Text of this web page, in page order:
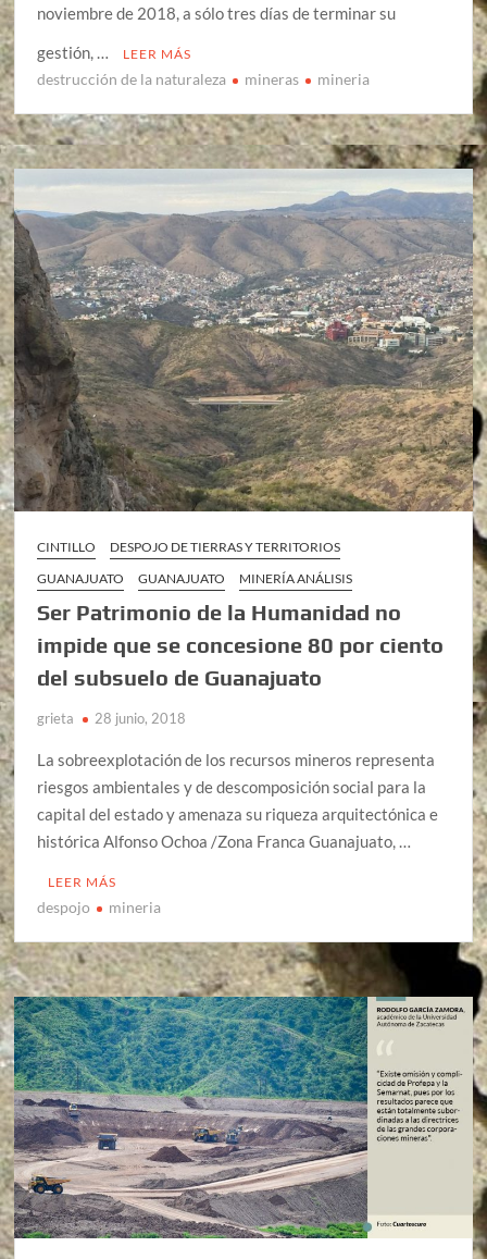
noviembre de 2018, a sólo tres días de terminar su
gestión, …
LEER MÁS
destrucción de la naturaleza mineras mineria
CINTILLO
DESPOJO DE TIERRAS Y TERRITORIOS
GUANAJUATO
GUANAJUATO MINERÍA ANÁLISIS
Ser Patrimonio de la Humanidad no
impide que se concesione 80 por ciento
del subsuelo de Guanajuato
grieta 28 junio, 2018
La sobreexplotación de los recursos mineros representa
riesgos ambientales y de descomposición social para la
capital del estado y amenaza su riqueza arquitectónica e
histórica Alfonso Ochoa /Zona Franca Guanajuato, …
LEER MÁS
despojo mineria